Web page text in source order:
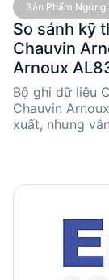
Sản Phẩm Ngừng
So sánh kỹ
Chauvin
Arnoux
Bộ ghi dữ liệu
Chauvin
xuất, nhưng
biến